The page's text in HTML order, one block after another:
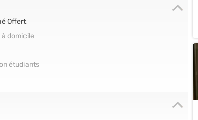
Offert
domicile
étudiants